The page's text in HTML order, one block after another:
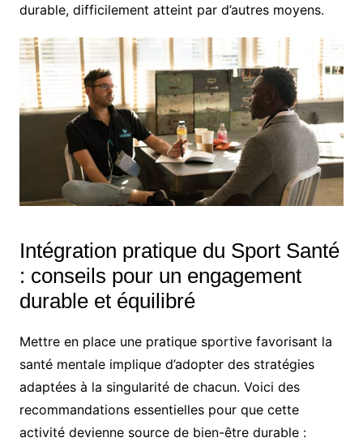
durable, difficilement atteint par d’autres moyens.
Intégration pratique du Sport Santé
: conseils pour un engagement
durable et équilibré
Mettre en place une pratique sportive favorisant la
santé mentale implique d’adopter des stratégies
adaptées à la singularité de chacun. Voici des
recommandations essentielles pour que cette
activité devienne source de bien-être durable :